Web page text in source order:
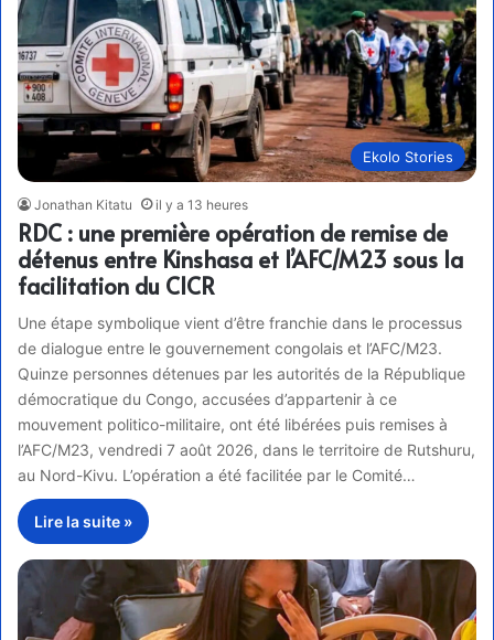
Ekolo Stories
Jonathan Kitatu il y a 13 heures
RDC : une première opération de remise de
détenus entre Kinshasa et l’AFC/M23 sous la
facilitation du CICR
Une étape symbolique vient d’être franchie dans le processus
de dialogue entre le gouvernement congolais et l’AFC/M23.
Quinze personnes détenues par les autorités de la République
démocratique du Congo, accusées d’appartenir à ce
mouvement politico-militaire, ont été libérées puis remises à
l’AFC/M23, vendredi 7 août 2026, dans le territoire de Rutshuru,
au Nord-Kivu. L’opération a été facilitée par le Comité…
Lire la suite »